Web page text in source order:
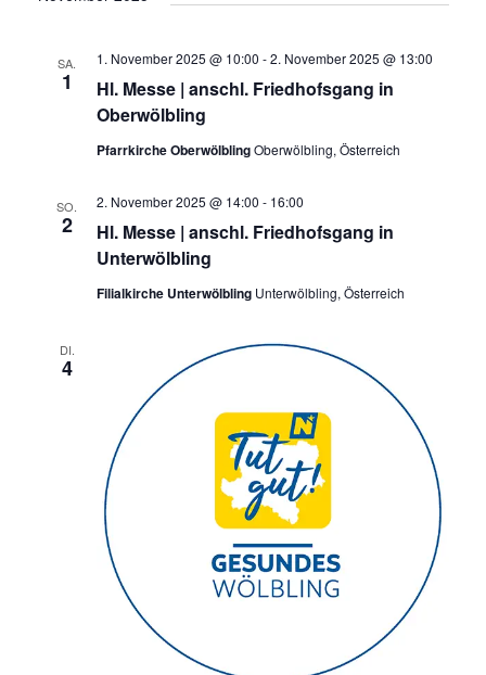
SA.
1
Hl. Messe | anschl. Friedhofsgang in
Oberwölbling
1. November 2025 @ 10:00 -2. November 2025 @ 13:00
Pfarrkirche OberwölblingOberwölbling, Österreich
SO.
2
Hl. Messe | anschl. Friedhofsgang in
Unterwölbling
2. November 2025 @ 14:00 - 16:00
Filialkirche Unterwölbling Unterwölbling, Österreich
DI.
4